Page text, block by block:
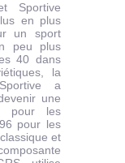
Sportive
en plus
un sport
peu plus
40 dans
la
a
une
pour les
pour les
et